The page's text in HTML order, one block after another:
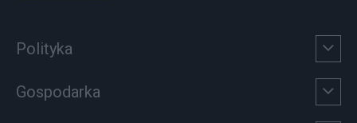
Polityka
Gospodarka